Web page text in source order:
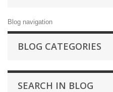
Blog navigation
BLOG CATEGORIES
SEARCH IN BLOG